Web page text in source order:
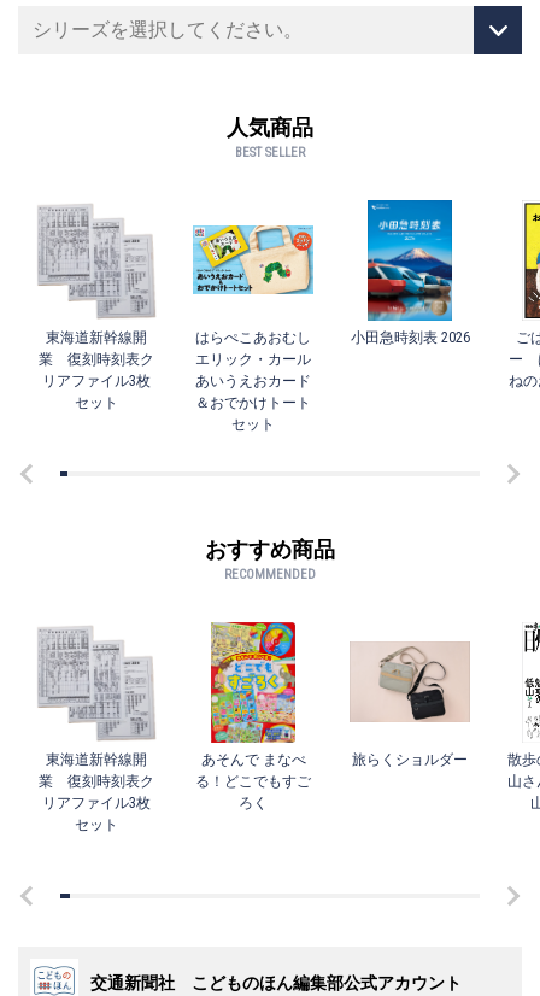
人気商品
BEST SELLER
東海道新幹線開
業 復刻時刻表ク
リアファイル3枚
セット
はらぺこあおむし
エリック・カール
あいうえおカード
＆おでかけトート
セット
小田急時刻表 2026
ご
ー
ね
おすすめ商品
RECOMMENDED
東海道新幹線開
業 復刻時刻表ク
リアファイル3枚
セット
あそんで まなべ
る！どこでもすご
ろく
旅らくショルダー
散歩
山さ
交通新聞社 こどものほん編集部公式アカウント